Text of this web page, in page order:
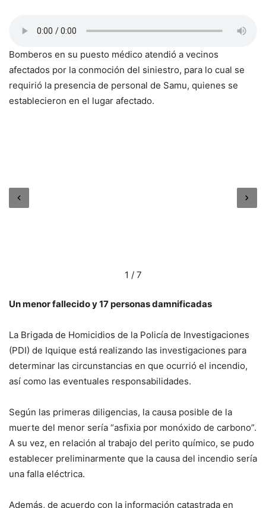
Bomberos en su puesto médico atendió a vecinos
afectados por la conmoción del siniestro, para lo cual se
requirió la presencia de personal de Samu, quienes se
establecieron en el lugar afectado.
1 / 7
Un menor fallecido y 17 personas damnificadas
La Brigada de Homicidios de la Policía de Investigaciones
(PDI) de Iquique está realizando las investigaciones para
determinar las circunstancias en que ocurrió el incendio,
así como las eventuales responsabilidades.
Según las primeras diligencias, la causa posible de la
muerte del menor sería “asfixia por monóxido de carbono”.
A su vez, en relación al trabajo del perito químico, se pudo
establecer preliminarmente que la causa del incendio sería
una falla eléctrica.
Además, de acuerdo con la información catastrada en